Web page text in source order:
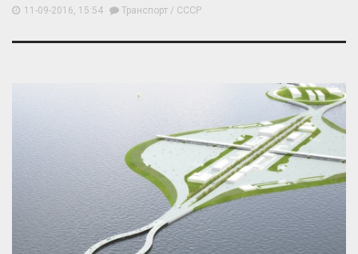
11-09-2016, 15:54 Транспорт / СССР